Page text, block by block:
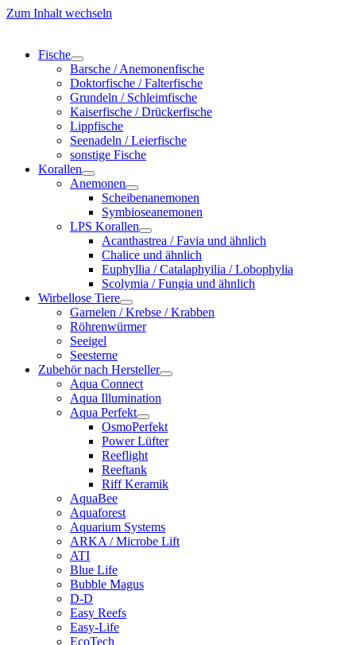
Zum Inhalt wechseln
Fische
Barsche / Anemonenfische
Doktorfische / Falterfische
Grundeln / Schleimfische
Kaiserfische / Drückerfische
Lippfische
Seenadeln / Leierfische
sonstige Fische
Korallen
Anemonen
Scheibenanemonen
Symbioseanemonen
LPS Korallen
Acanthastrea / Favia und ähnlich
Chalice und ähnlich
Euphyllia / Catalaphyilia / Lobophylia
Scolymia / Fungia und ähnlich
Wirbellose Tiere
Garnelen / Krebse / Krabben
Röhrenwürmer
Seeigel
Seesterne
Zubehör nach Hersteller
Aqua Connect
Aqua Illumination
Aqua Perfekt
OsmoPerfekt
Power Lüfter
Reeflight
Reeftank
Riff Keramik
AquaBee
Aquaforest
Aquarium Systems
ARKA / Microbe Lift
ATI
Blue Life
Bubble Magus
D-D
Easy Reefs
Easy-Life
EcoTech